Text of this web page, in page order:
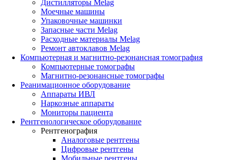
Дистилляторы Melag
Моечные машины
Упаковочные машинки
Запасные части Melag
Расходные материалы Melag
Ремонт автоклавов Melag
Компьютерная и магнитно-резонансная томография
Компьютерные томографы
Магнитно-резонансные томографы
Реанимационное оборудование
Аппараты ИВЛ
Наркозные аппараты
Мониторы пациента
Рентгенологическое оборудование
Рентгенография
Аналоговые рентгены
Цифровые рентгены
Мобильные рентгены